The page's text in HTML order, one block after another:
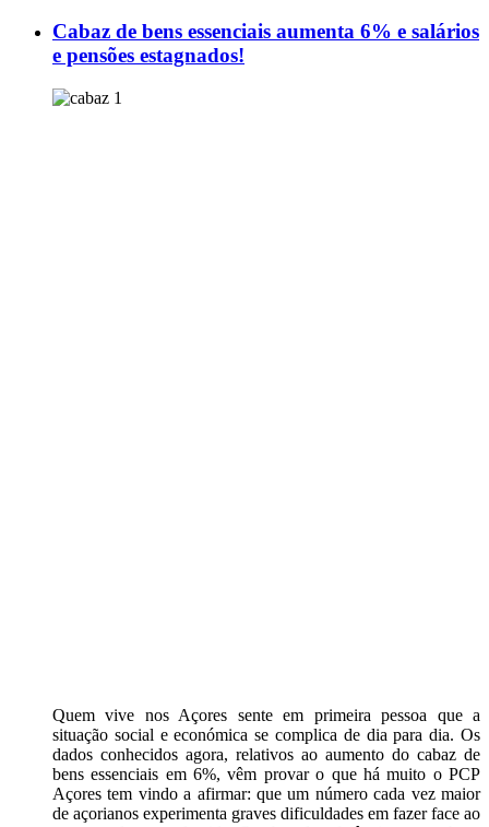
Cabaz de bens essenciais aumenta 6% e salários
e pensões estagnados!
Quem vive nos Açores sente em primeira pessoa que a
situação social e económica se complica de dia para dia. Os
dados conhecidos agora, relativos ao aumento do cabaz de
bens essenciais em 6%, vêm provar o que há muito o PCP
Açores tem vindo a afirmar: que um número cada vez maior
de açorianos experimenta graves dificuldades em fazer face ao